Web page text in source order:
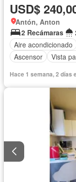
USD$
Antón, Anton
2 Recámaras
Aire acondicionado
Ascensor
Vista
Hace 1 semana, 2 días